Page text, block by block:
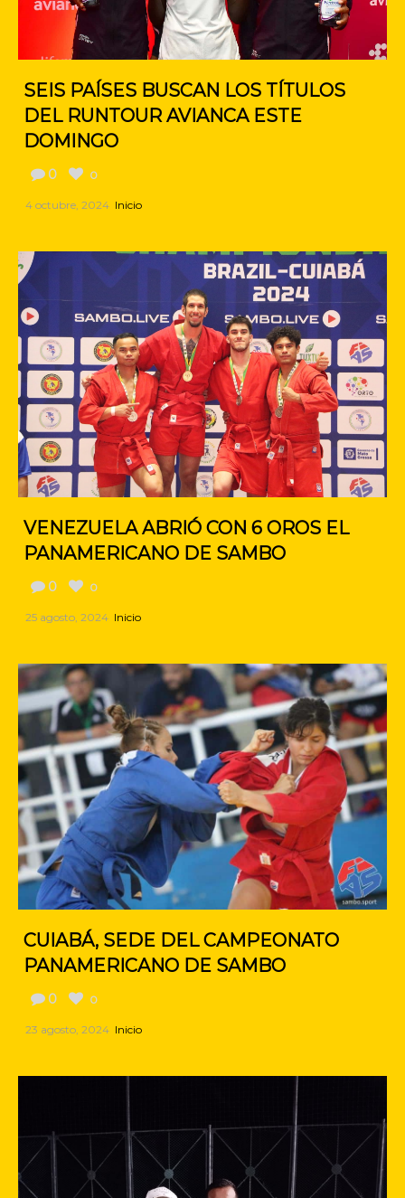
SEIS PAÍSES BUSCAN LOS TÍTULOS
DEL RUNTOUR AVIANCA ESTE
DOMINGO
0 0
4 octubre, 2024 Inicio
VENEZUELA ABRIÓ CON 6 OROS EL
PANAMERICANO DE SAMBO
0 0
25 agosto, 2024 Inicio
CUIABÁ, SEDE DEL CAMPEONATO
PANAMERICANO DE SAMBO
0 0
23 agosto, 2024 Inicio